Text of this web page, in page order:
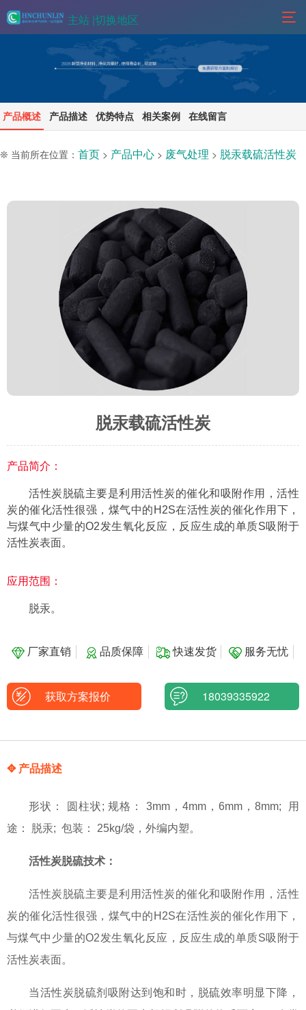
主站 |切换地区
产品概述 产品描述 优势特点 相关案例 在线留言
❊ 当前所在位置： 首页 > 产品中心 > 废气处理 > 脱汞载硫活性炭
脱汞载硫活性炭
产品简介：
活性炭脱硫主要是利用活性炭的催化和吸附作用，活性
炭的催化活性很强，煤气中的H2S在活性炭的催化作用下，
与煤气中少量的O2发生氧化反应，反应生成的单质S吸附于
活性炭表面。
应用范围：
脱汞。
厂家直销 品质保障 快速发货 服务无忧
获取方案报价 18039335922
✥ 产品描述
形状： 圆柱状; 规格： 3mm，4mm，6mm，8mm; 用
途： 脱汞; 包装： 25kg/袋，外编内塑。
活性炭脱硫技术：
活性炭脱硫主要是利用活性炭的催化和吸附作用，活性
炭的催化活性很强，煤气中的H2S在活性炭的催化作用下，
与煤气中少量的O2发生氧化反应，反应生成的单质S吸附于
活性炭表面。
当活性炭脱硫剂吸附达到饱和时，脱硫效率明显下降，